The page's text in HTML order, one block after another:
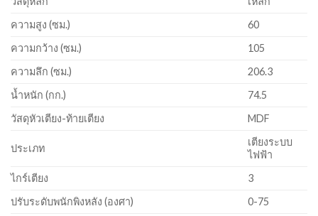
ความสูง (ซม.)
60
ความกว้าง (ซม.)
105
ความลึก (ซม.)
206.3
น้ำหนัก (กก.)
74.5
วัสดุหัวเตียง-ท้ายเตียง
MDF
ประเภท
เตียงระบบ
ไฟฟ้า
ไกร์เตียง
3
ปรับระดับพนักพิงหลัง (องศา)
0-75